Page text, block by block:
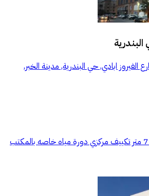
الفيروز ابادي, حي البندرية, مدينة الخبر,